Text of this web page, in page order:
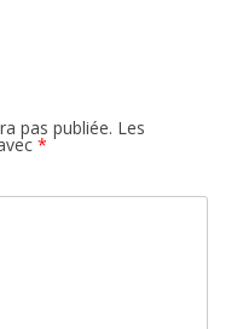
pas publiée. Les
*